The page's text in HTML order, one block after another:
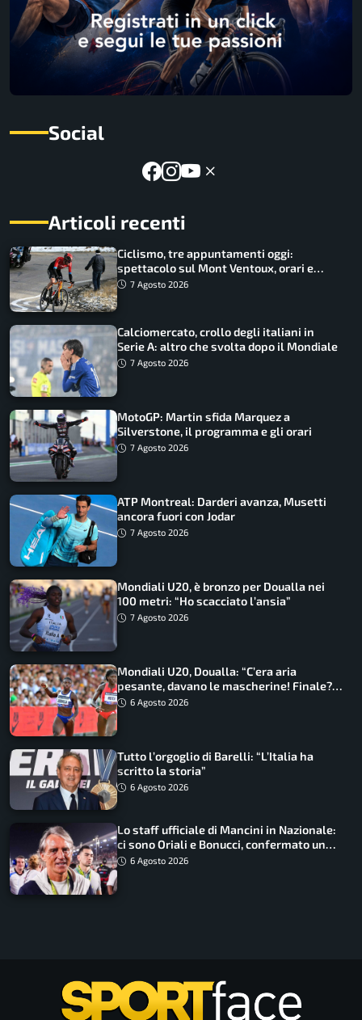
Social
Articoli recenti
Ciclismo, tre appuntamenti oggi:
spettacolo sul Mont Ventoux, orari e
come vederli
7 Agosto 2026
Calciomercato, crollo degli italiani in
Serie A: altro che svolta dopo il Mondiale
7 Agosto 2026
MotoGP: Martin sfida Marquez a
Silverstone, il programma e gli orari
7 Agosto 2026
ATP Montreal: Darderi avanza, Musetti
ancora fuori con Jodar
7 Agosto 2026
Mondiali U20, è bronzo per Doualla nei
100 metri: “Ho scacciato l’ansia”
7 Agosto 2026
Mondiali U20, Doualla: “C’era aria
pesante, davano le mascherine! Finale?
Non ho nulla da perdere”
6 Agosto 2026
Tutto l’orgoglio di Barelli: “L’Italia ha
scritto la storia”
6 Agosto 2026
Lo staff ufficiale di Mancini in Nazionale:
ci sono Oriali e Bonucci, confermato un
ritorno
6 Agosto 2026